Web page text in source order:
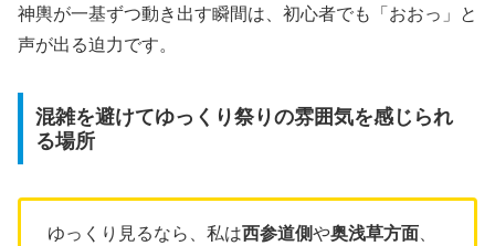
神輿が一基ずつ動き出す瞬間は、初心者でも「おおっ」と
声が出る迫力です。
混雑を避けてゆっくり祭りの雰囲気を感じられ
る場所
ゆっくり見るなら、私は西参道側や奥浅草方面